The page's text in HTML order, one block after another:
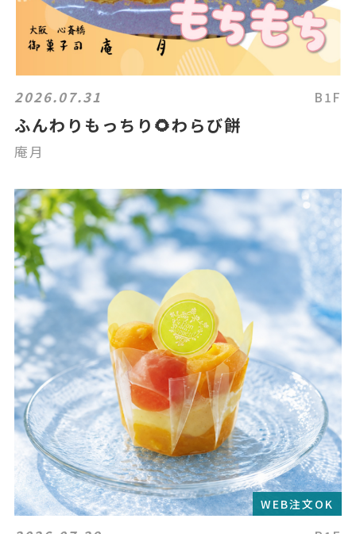
2026.07.31 B1F
ふんわりもっちり🌻わらび餅
庵月
WEB注文OK